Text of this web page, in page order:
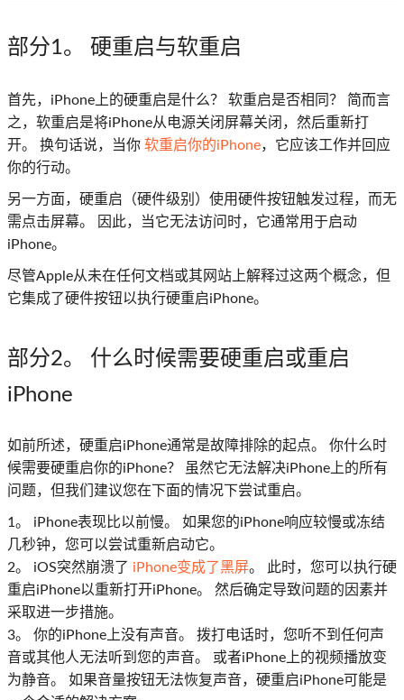
部分1。 硬重启与软重启
首先，iPhone上的硬重启是什么？ 软重启是否相同？ 简而言
之，软重启是将iPhone从电源关闭屏幕关闭，然后重新打
开。 换句话说，当你 软重启你的iPhone，它应该工作并回应
你的行动。
另一方面，硬重启（硬件级别）使用硬件按钮触发过程，而无
需点击屏幕。 因此，当它无法访问时，它通常用于启动
iPhone。
尽管Apple从未在任何文档或其网站上解释过这两个概念，但
它集成了硬件按钮以执行硬重启iPhone。
部分2。 什么时候需要硬重启或重启
iPhone
如前所述，硬重启iPhone通常是故障排除的起点。 你什么时
候需要硬重启你的iPhone？ 虽然它无法解决iPhone上的所有
问题，但我们建议您在下面的情况下尝试重启。
1。 iPhone表现比以前慢。 如果您的iPhone响应较慢或冻结
几秒钟，您可以尝试重新启动它。
2。 iOS突然崩溃了 iPhone变成了黑屏。 此时，您可以执行硬
重启iPhone以重新打开iPhone。 然后确定导致问题的因素并
采取进一步措施。
3。 你的iPhone上没有声音。 拨打电话时，您听不到任何声
音或其他人无法听到您的声音。 或者iPhone上的视频播放变
为静音。 如果音量按钮无法恢复声音，硬重启iPhone可能是